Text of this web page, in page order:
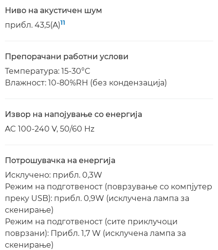
Ниво на акустичен шум
прибл. 43,5(A)11
Препорачани работни услови
Температура: 15-30°C
Влажност: 10-80%RH (без кондензација)
Извор на напојување со енергија
AC 100-240 V, 50/60 Hz
Потрошувачка на енергија
Исклучено: прибл. 0,3W
Режим на подготвеност (поврзување со компјутер
преку USB): прибл. 0,9W (исклучена лампа за
скенирање)
Режим на подготвеност (сите приклучоци
поврзани): Прибл. 1,7 W (исклучена лампа за
скенирање)